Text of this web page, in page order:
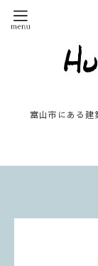
富山市にある建